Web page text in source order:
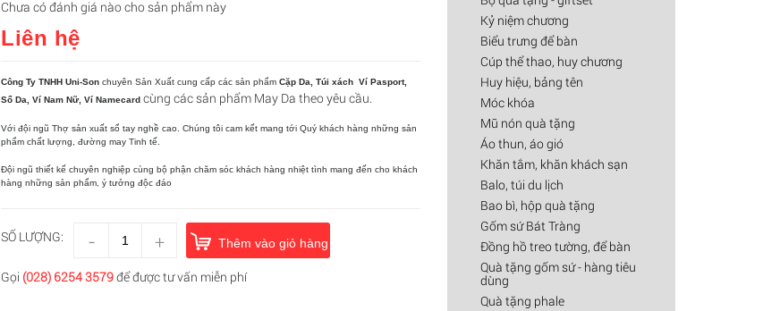
Chưa có đánh giá nào cho sản phẩm này
Liên hệ
Công Ty TNHH Uni-Son chuyên Sản Xuất cung cấp các sản phẩm Cặp Da, Túi xách Ví Pasport,
Sổ Da, Ví Nam Nữ, Ví Namecard cùng các sản phẩm May Da theo yêu cầu.
Với đội ngũ Thợ sản xuất sổ tay nghề cao. Chúng tôi cam kết mang tới Quý khách hàng những sản
phẩm chất lượng, đường may Tinh tế.
Đội ngũ thiết kế chuyên nghiệp cùng bộ phận chăm sóc khách hàng nhiệt tình mang đến cho khách
hàng những sản phẩm, ý tưởng độc đáo
SỐ LƯỢNG: - + Thêm vào giỏ hàng
Gọi (028) 6254 3579để được tư vấn miễn phí
Kỷ niệm chương
Biểu trưng để bàn
Cúp thể thao, huy chương
Huy hiệu, bảng tên
Móc khóa
Mũ nón quà tặng
Áo thun, áo gió
Khăn tắm, khăn khách sạn
Balo, túi du lịch
Bao bì, hộp quà tặng
Gốm sứ Bát Tràng
Đồng hồ treo tường, để bàn
Quà tặng gốm sứ - hàng tiêu
dùng
Quà tặng phale